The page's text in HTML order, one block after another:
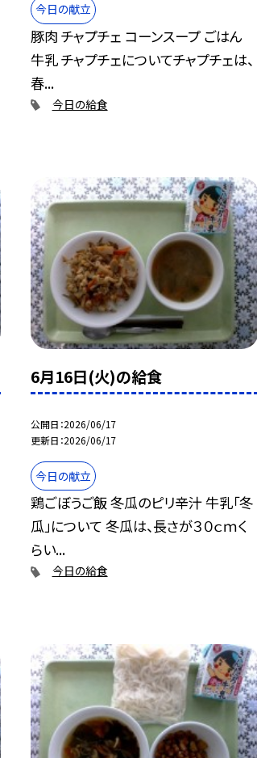
今日の献立
豚肉 チャプチェ コーンスープ ごはん
牛乳 チャプチェについてチャプチェは、
春...
今日の給食
6月16日(火)の給食
公開日 2026/06/17
更新日 2026/06/17
今日の献立
鶏ごぼうご飯 冬瓜のピリ辛汁 牛乳「冬
瓜」について 冬瓜は、長さが３０ｃｍく
らい...
今日の給食